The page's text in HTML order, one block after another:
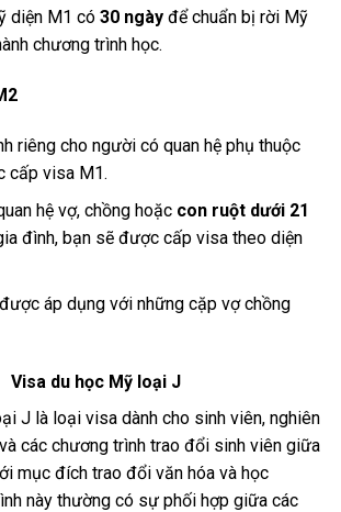
diện M1 có 30 ngàyđể chuẩn bị rời Mỹ
chương trình học.
riêng cho người có quan hệ phụ thuộc
cấp visa M1.
hệ vợ, chồng hoặc con ruột dưới 21
đình, bạn sẽ được cấp visa theo diện
áp dụng với những cặp vợ chồng
Visa du học Mỹ loại J
J là loại visa dành cho sinh viên, nghiên
các chương trình trao đổi sinh viên giữa
mục đích trao đổi văn hóa và học
này thường có sự phối hợp giữa các